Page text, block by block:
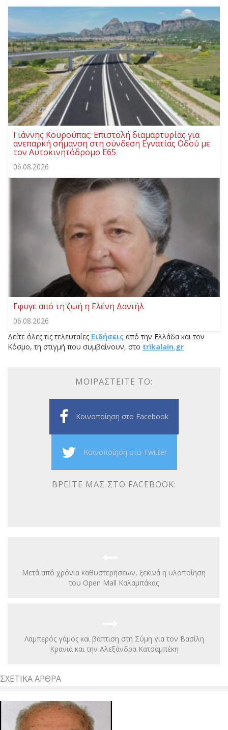
Γιάννης Κουρούπας: Επιστολή διαμαρτυρίας για
ανεπαρκή σήμανση στη σύνδεση Εγνατίας Οδού με
τον Αυτοκινητόδρομο Ε65
06.08.2026
Εφυγε από τη ζωή η Ελένη Δανιήλ
06.08.2026
Δείτε όλες τις τελευταίες Ειδήσεις από την Ελλάδα και τον
Κόσμο, τη στιγμή που συμβαίνουν, στο trikalain.gr
ΜΟΙΡΑΣΤΕΊΤΕ ΤΟ:
Κοινοποίηση στο Facebook
Κοινοποίηση στο Twitter
ΒΡΕΊΤΕ ΜΑΣ ΣΤΟ FACEBOOK:
Μετά από χρόνια καθυστερήσεων, ξεκινά η υλοποίηση
του Open Mall Καλαμπάκας
Λαμπερός γάμος και βάπτιση στη Σύμη για τον Βασίλη
Κρανιά και την Αλεξάνδρα Κατσαμπέκη
ΣΧΕΤΙΚΆ ΆΡΘΡΑ